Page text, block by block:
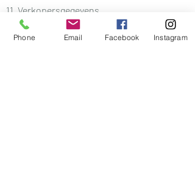
11. Verkopersgegevens
TOLLET Natural Goods
Vertegenwoordigd door Stephan Tollet
Phone Email Facebook Instagram